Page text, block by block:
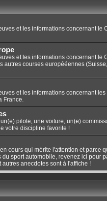
et les informations concernant le
et les informations concernant le
autres courses europééennes
et les informations concernant les
France.
pilote, une voiture, un(e)
votre discipline favorite !
cours qui mérite l'attention et parce
sport automobile, revenez ici pour
anecdotes sont à l'affiche !